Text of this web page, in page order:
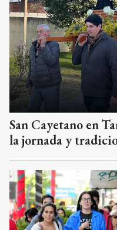
San Cayetano en
la jornada y